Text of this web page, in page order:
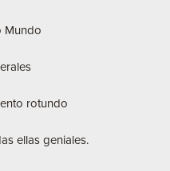
Mundo
rotundo
ellas geniales.